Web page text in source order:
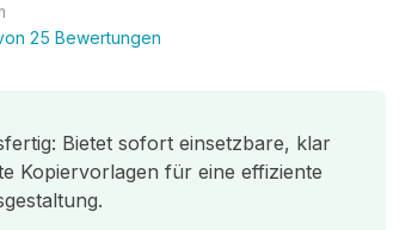
25 Bewertungen
Bietet sofort einsetzbare, klar
Kopiervorlagen für eine effiziente